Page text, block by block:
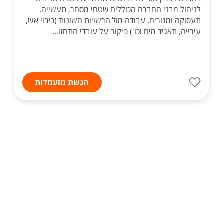
לניהול מבני החברה הכוללים שטחי מסחר, תעשייה,
תעסוקה ומגורים. עבודה מול הרשויות השונות (כיבוי אש,
עירייה, תאגיד מים וכו') פיקוח על עובדי התחזו...
הגשת מועמדות